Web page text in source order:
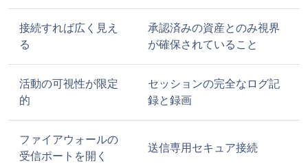
接続すれば広く見え
る
承認済みの資産とのみ視界
が確保されていること
活動の可視性が限定
的
セッションの完全なログ記
録と録画
ファイアウォールの
受信ポートを開く
送信専用セキュア接続